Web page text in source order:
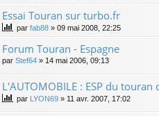
Essai Touran sur turbo.fr
par fab88 » 09 mai 2008, 22:25
Forum Touran - Espagne
par Stef64 » 14 mai 2006, 09:13
L'AUTOMOBILE : ESP du touran
par LYON69 » 11 avr. 2007, 17:02